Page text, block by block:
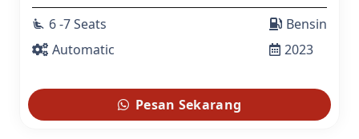
airline_seat_recline_extra 6 -7 Seats
Automatic
Bensin
2023
Pesan Sekarang